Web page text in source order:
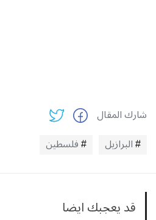
شارك المقال
البرازيل
فلسطين
قد يعجبك ايضا